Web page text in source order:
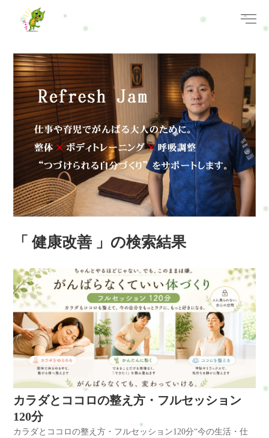
「 健康改善 」の検索結果
カラダとココロの整え方・フルセッション
120分
カラダとココロの整え方・フルセッション120分“今の生活・仕